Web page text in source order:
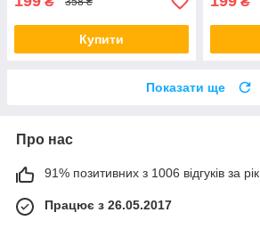
Купити
Показати ще
Про нас
91% позитивних з 1006 відгуків за рік
Працює з 26.05.2017